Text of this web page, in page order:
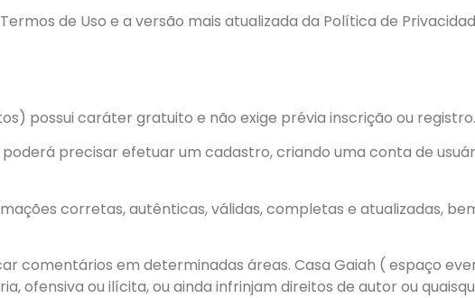
de Uso e a versão mais atualizada da Política de
possui caráter gratuito e não exige prévia inscrição ou registro.
precisar efetuar um cadastro, criando uma conta de
corretas, autênticas, válidas, completas e atualizadas,
comentários em determinadas áreas. Casa Gaiah ( espaço
ofensiva ou ilícita, ou ainda infrinjam direitos de autor ou